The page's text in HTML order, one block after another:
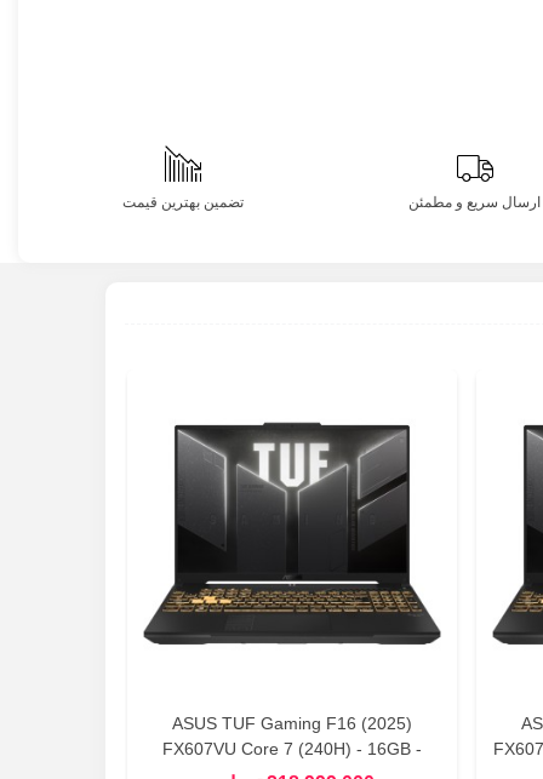
ارسال سریع و مطمئن تضمین بهترین قیمت
SSD
ASUS TUF Gaming F16 (2025)
FX607VU Core 7 (240H) - 16GB -
512GB SSD - 6GB(RTX 4050) 16 Inch